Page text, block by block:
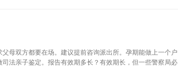
母双方都要在场。建议提前咨询派出所。孕期能做上一个户
法亲子鉴定。报告有效期多长？‌有效期长，但一些警察局必